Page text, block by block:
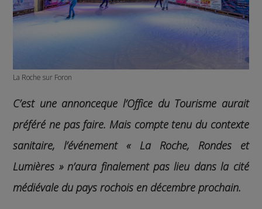
La Roche sur Foron
C’est une annonceque l’Office du Tourisme aurait
préféré ne pas faire. Mais compte tenu du contexte
sanitaire, l’événement « La Roche, Rondes et
Lumières » n’aura finalement pas lieu dans la cité
médiévale du pays rochois en décembre prochain.